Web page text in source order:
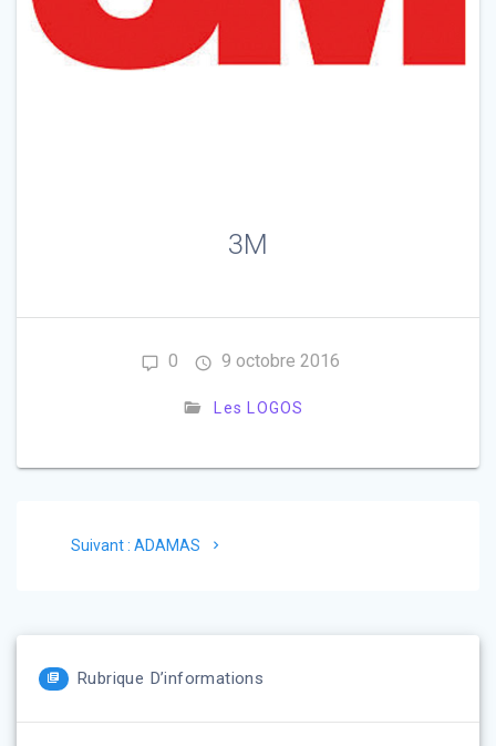
3M
0 9 octobre 2016
Les LOGOS
Suivant : Article
ADAMAS
Rubrique D’informations